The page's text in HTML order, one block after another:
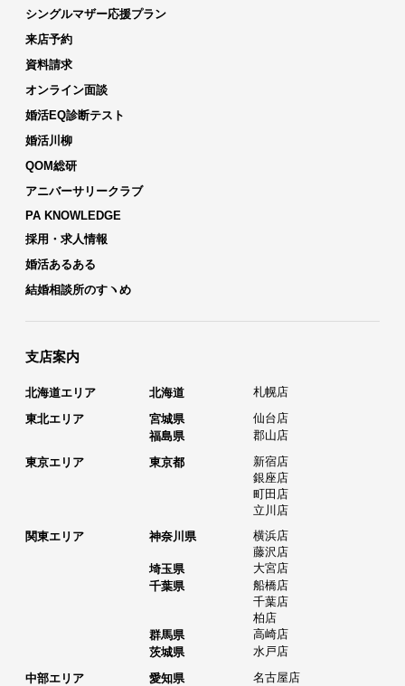
シングルマザー応援プラン
来店予約
資料請求
オンライン面談
婚活EQ診断テスト
婚活川柳
QOM総研
アニバーサリークラブ
PA KNOWLEDGE
採用・求人情報
婚活あるある
結婚相談所のすヽめ
支店案内
北海道エリア 北海道
札幌店
東北エリア
宮城県
仙台店
福島県
郡山店
東京エリア
東京都
新宿店
銀座店
町田店
立川店
関東エリア
神奈川県
横浜店
藤沢店
埼玉県
大宮店
千葉県
船橋店
千葉店
柏店
群馬県
高崎店
茨城県
水戸店
中部エリア
愛知県
名古屋店